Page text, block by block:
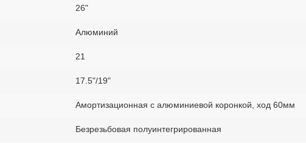
26"
Алюминий
21
17.5"/19"
Амортизационная с алюминиевой коронкой, ход 60мм
Безрезьбовая полуинтегрированная